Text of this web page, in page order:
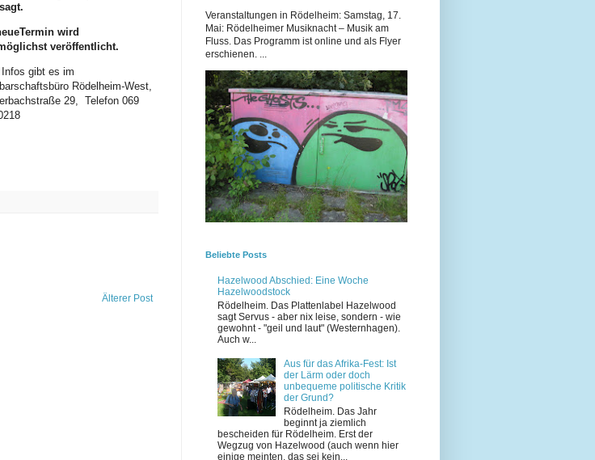
wird
veröffentlicht.
Infos gibt es im
Rödelheim-West,
29, Telefon 069
Älterer Post
Veranstaltungen in Rödelheim: Samstag, 17.
Mai: Rödelheimer Musiknacht – Musik am
Fluss. Das Programm ist online und als Flyer
erschienen. ...
Beliebte Posts
Hazelwood Abschied: Eine Woche
Hazelwoodstock
Rödelheim. Das Plattenlabel Hazelwood
sagt Servus - aber nix leise, sondern - wie
gewohnt - "geil und laut" (Westernhagen).
Auch w...
Aus für das Afrika-Fest: Ist
der Lärm oder doch
unbequeme politische Kritik
der Grund?
Rödelheim. Das Jahr
beginnt ja ziemlich
bescheiden für Rödelheim. Erst der
Wegzug von Hazelwood (auch wenn hier
einige meinten, das sei kein...